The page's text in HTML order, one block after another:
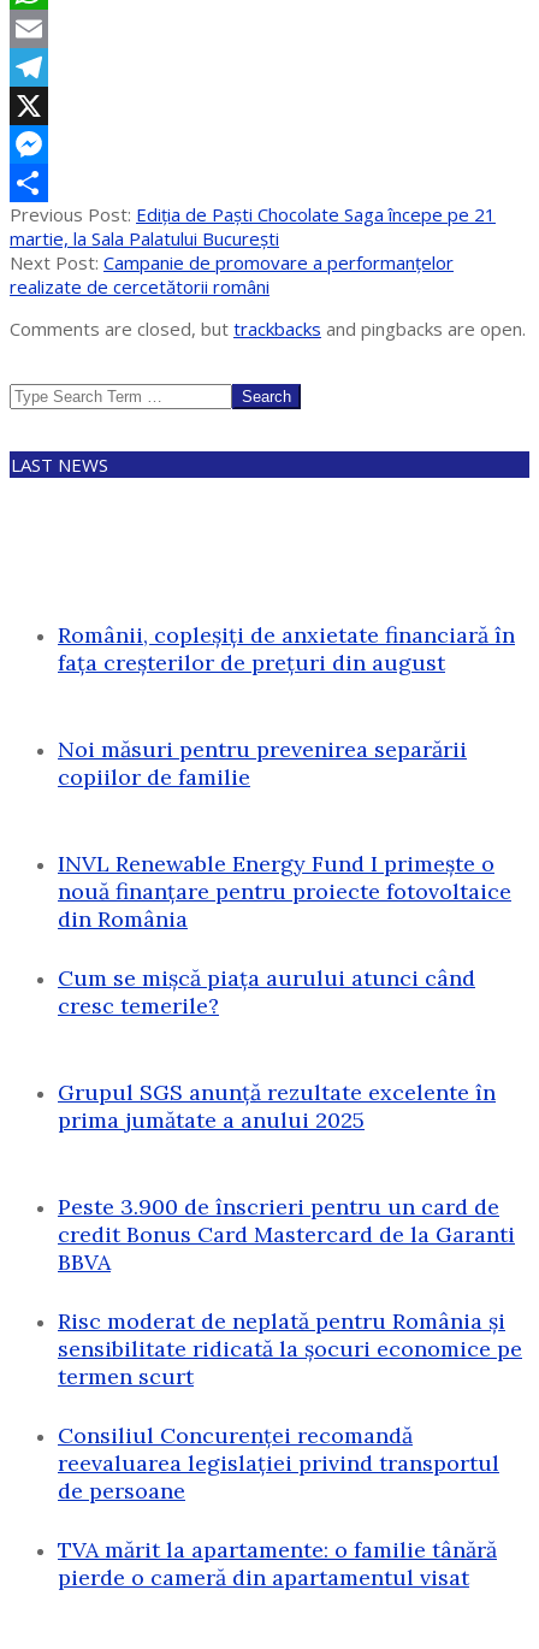
WhatsApp
Email
Telegram
X
Messenger
Partajează
2025-
03-
23
Previous Post: Ediția de Paști Chocolate Saga începe pe 21
martie, la Sala Palatului București
Next Post: Campanie de promovare a performanțelor
realizate de cercetătorii români
Comments are closed, but trackbacks and pingbacks are open.
Search
LAST NEWS
Românii, copleșiți de anxietate financiară în
fața creșterilor de prețuri din august
Noi măsuri pentru prevenirea separării
copiilor de familie
INVL Renewable Energy Fund I primește o
nouă finanțare pentru proiecte fotovoltaice
din România
Cum se mișcă piața aurului atunci când
cresc temerile?
Grupul SGS anunță rezultate excelente în
prima jumătate a anului 2025
Peste 3.900 de înscrieri pentru un card de
credit Bonus Card Mastercard de la Garanti
BBVA
Risc moderat de neplată pentru România și
sensibilitate ridicată la șocuri economice pe
termen scurt
Consiliul Concurenței recomandă
reevaluarea legislației privind transportul
de persoane
TVA mărit la apartamente: o familie tânără
pierde o cameră din apartamentul visat